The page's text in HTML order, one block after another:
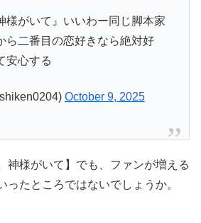
様がいて』いいわー同じ脚本家
ら二番目の恋好きなら絶対好
安心する
October 9, 2025
神様がいて】でも、ファンが増える
ったところではないでしょうか。